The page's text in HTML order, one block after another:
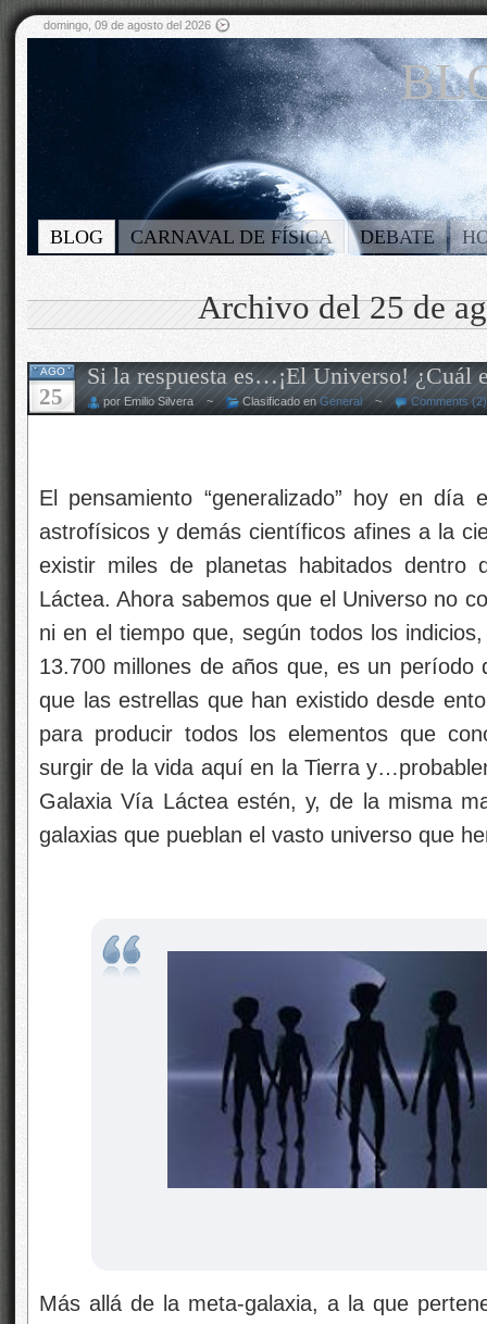
domingo, 09 de agosto del 2026
BLOG CARNAVAL DE FÍSICA DEBATE
Archivo del 25 de
AGO
25
Si la respuesta es…¡El Universo! ¿Cuál
por Emilio Silvera ~ Clasificado en General ~ Comments (2)
El pensamiento “generalizado” hoy en
astrofísicos y demás científicos afines a la
existir miles de planetas habitados dentro
Láctea. Ahora sabemos que el Universo no
ni en el tiempo que, según todos los
13.700 millones de años que, es un período
que las estrellas que han existido desde
para producir todos los elementos que
surgir de la vida aquí en la Tierra
Galaxia Vía Láctea estén, y, de la misma
galaxias que pueblan el vasto universo que
Más allá de la meta-galaxia, a la que